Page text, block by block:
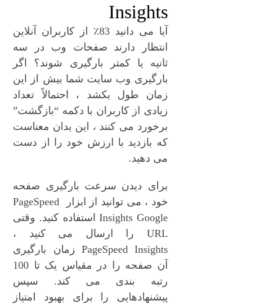
Insights
آیا می دانید 83٪ از کاربران آنلاین
انتظار دارند صفحات وب در سه
ثانیه یا کمتر بارگیری شوند؟ اگر
بارگیری وب سایت شما بیش از این
زمان طول بکشد ، احتمالاً تعداد
زیادی از کاربران با دکمه “بازگشت”
برخورد می کنند ، این بدان معناست
که بازدید با ارزش خود را از دست
می دهید.
برای دیدن سرعت بارگیری صفحه
خود ، می توانید از ابزار PageSpeed ​​
Insights Google استفاده کنید. وقتی
URL را ارسال می کنید ،
PageSpeed ​​Insights زمان بارگیری
آن صفحه را در مقیاس یک تا 100
رتبه بندی می کند. سپس
پیشنهادهایی را برای بهبود امتیاز